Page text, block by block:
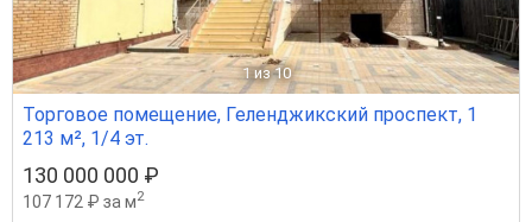
1 из 10
Торговое помещение, Геленджикский проспект, 1
213 м², 1/4 эт.
130 000 000 ₽
107 172 ₽ за м2